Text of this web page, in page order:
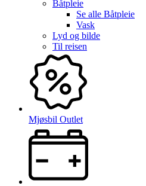
Båtpleie
Se alle Båtpleie
Vask
Lyd og bilde
Til reisen
Mjøsbil Outlet